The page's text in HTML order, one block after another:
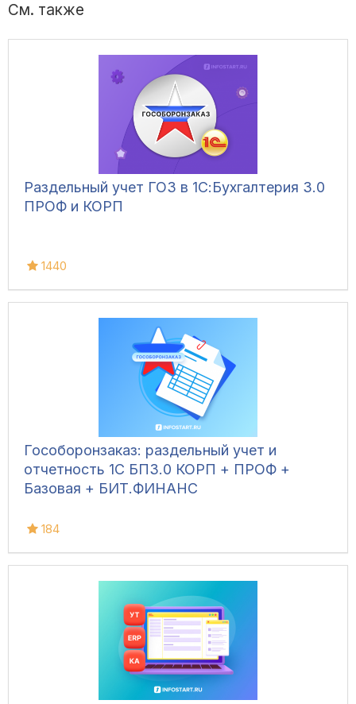
См. также
Раздельный учет ГОЗ в 1С:Бухгалтерия 3.0
ПРОФ и КОРП
1440
Гособоронзаказ: раздельный учет и
отчетность 1С БП3.0 КОРП + ПРОФ +
Базовая + БИТ.ФИНАНС
184